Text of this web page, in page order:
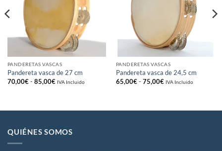
deseos
PANDERETAS VASCAS
Pandereta vasca de 27 cm
70,00€ - 85,00€Rango
hasta
IVA Incluido
deseos
PANDERETAS VASCAS
Pandereta vasca de 24,5 cm
65,00€ - 75,00€Rango
hasta
IVA Incluido
QUIÉNES SOMOS